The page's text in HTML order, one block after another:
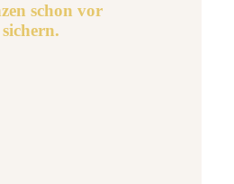
schon vor